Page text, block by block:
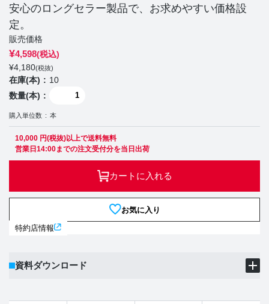
安心のロングセラー製品で、お求めやすい価格設
定。
販売価格
¥4,598(税込)
¥4,180(税抜)
在庫(本)
10
数量(本)
購入単位数 本
10,000 円(税抜)以上で送料無料
営業日14:00までの注文受付分を当日出荷
カートに入れる
お気に入り
特約店情報
資料ダウンロード